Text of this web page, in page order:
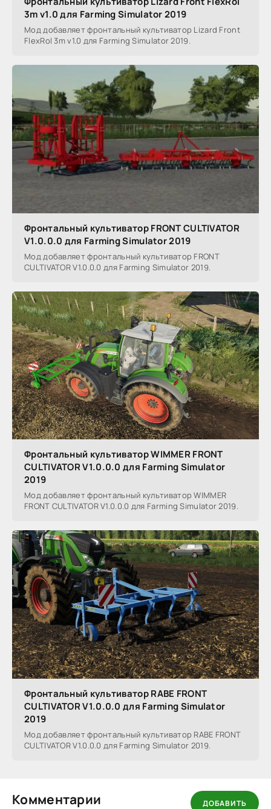
3m v1.0 для Farming Simulator 2019
Мод добавляет фронтальный культиватор Lizard Front
FlexRol 3m v1.0 для Farming Simulator 2019.
Фронтальный культиватор FRONT CULTIVATOR
V1.0.0.0 для Farming Simulator 2019
Мод добавляет фронтальный культиватор FRONT
CULTIVATOR V1.0.0.0 для Farming Simulator 2019.
Фронтальный культиватор WIMMER FRONT
CULTIVATOR V1.0.0.0 для Farming Simulator
2019
Мод добавляет фронтальный культиватор WIMMER
FRONT CULTIVATOR V1.0.0.0 для Farming Simulator 2019.
Фронтальный культиватор RABE FRONT
CULTIVATOR V1.0.0.0 для Farming Simulator
2019
Мод добавляет фронтальный культиватор RABE FRONT
CULTIVATOR V1.0.0.0 для Farming Simulator 2019.
Комментарии ДОБАВИТЬ